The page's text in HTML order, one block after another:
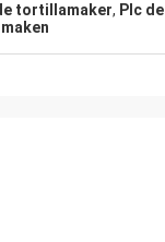
tortillamaker, Plc